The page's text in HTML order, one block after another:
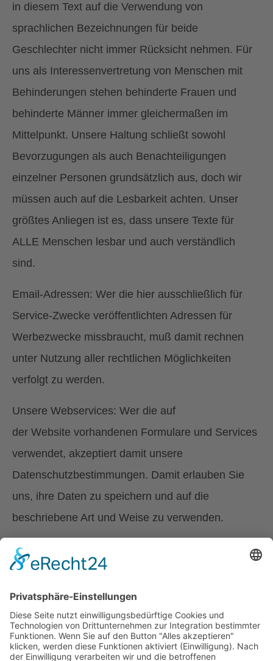
in diesem Text auf die Verwendung von
sprachlichen Bezeichnungen für beide
Geschlechter nicht immer Rücksicht nehmen. Für
uns als Interessenvertretung von Menschen mit
Behinderungen stehen behinderte Frauen und
behinderte Männer immer gleichermaßen im
Mittelpunkt. Unsere Haltung schließt sowohl
Bevorzugungen als auch Benachteiligungen
einzelner Personen grundsätzlich aus, doch wir
müssen auch auf die Lesbarkeit achten. Unser
größtes Anliegen ist es, dass unsere Texte für
ALLE Menschen lesbar und auch verständlich
sind.
Email-Adressen: Wer die hier ausschließlich für
Service-Zwecke veröffentlichten Adressen für
Werbezwecke missbraucht, muß damit rechnen
unter Nutzung aller rechtlichen Möglichkeiten
verfolgt zu werden.
Unsere Webservices: Wer die auf
der Website vorhandenen Formulare und Services
verwendet, akzeptiert damit unsere
Datenschutzbestimmungen. Damit erlauben Sie
uns, ihre Daten zu speichern und auf die
beschriebene Art und Weise zu verwenden.
1030 Wien, Landstrasser Hauptstrasse 173-
175/5/1